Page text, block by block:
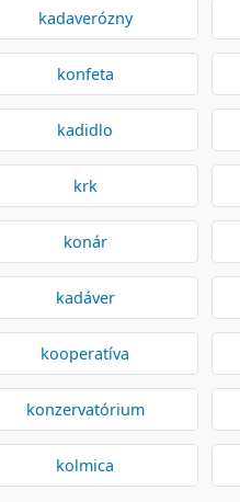
kadaverózny
konfeta
kadidlo
krk
konár
kadáver
kooperatíva
konzervatórium
kolmica